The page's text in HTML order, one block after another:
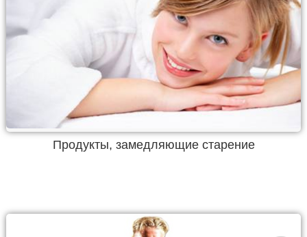
Продукты, замедляющие старение